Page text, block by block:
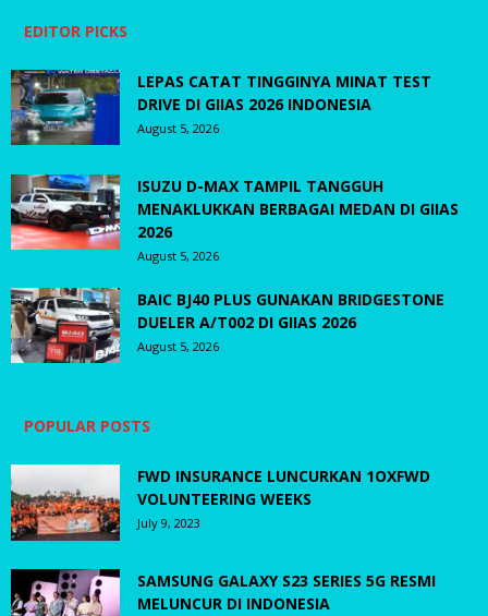
EDITOR PICKS
LEPAS CATAT TINGGINYA MINAT TEST
DRIVE DI GIIAS 2026 INDONESIA
August 5, 2026
ISUZU D-MAX TAMPIL TANGGUH
MENAKLUKKAN BERBAGAI MEDAN DI GIIAS
2026
August 5, 2026
BAIC BJ40 PLUS GUNAKAN BRIDGESTONE
DUELER A/T002 DI GIIAS 2026
August 5, 2026
POPULAR POSTS
FWD INSURANCE LUNCURKAN 1OXFWD
VOLUNTEERING WEEKS
July 9, 2023
SAMSUNG GALAXY S23 SERIES 5G RESMI
MELUNCUR DI INDONESIA